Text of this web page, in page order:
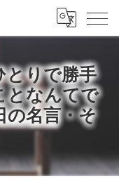
りで勝手
となんてで
名言・そ